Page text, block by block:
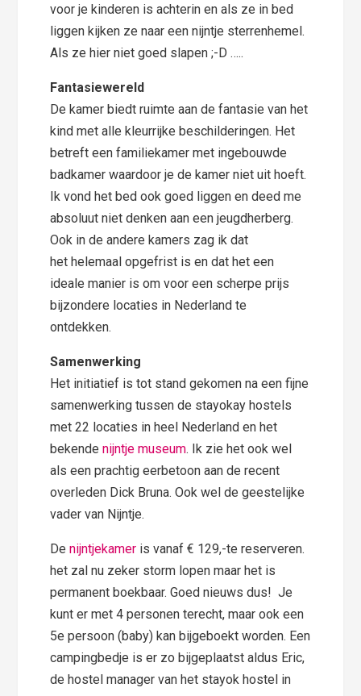
voor je kinderen is achterin en als ze in bed
liggen kijken ze naar een nijntje sterrenhemel.
Als ze hier niet goed slapen ;-D …..
Fantasiewereld
De kamer biedt ruimte aan de fantasie van het
kind met alle kleurrijke beschilderingen. Het
betreft een familiekamer met ingebouwde
badkamer waardoor je de kamer niet uit hoeft.
Ik vond het bed ook goed liggen en deed me
absoluut niet denken aan een jeugdherberg.
Ook in de andere kamers zag ik dat
het helemaal opgefrist is en dat het een
ideale manier is om voor een scherpe prijs
bijzondere locaties in Nederland te
ontdekken.
Samenwerking
Het initiatief is tot stand gekomen na een fijne
samenwerking tussen de stayokay hostels
met 22 locaties in heel Nederland en het
bekendenijntje museum. Ik zie het ook wel
als een prachtig eerbetoon aan de recent
overleden Dick Bruna. Ook wel de geestelijke
vader van Nijntje.
Denijntjekamer is vanaf € 129,-te reserveren.
het zal nu zeker storm lopen maar het is
permanent boekbaar. Goed nieuws dus! Je
kunt er met 4 personen terecht, maar ook een
5e persoon (baby) kan bijgeboekt worden. Een
campingbedje is er zo bijgeplaatst aldus Eric,
de hostel manager van het stayok hostel in